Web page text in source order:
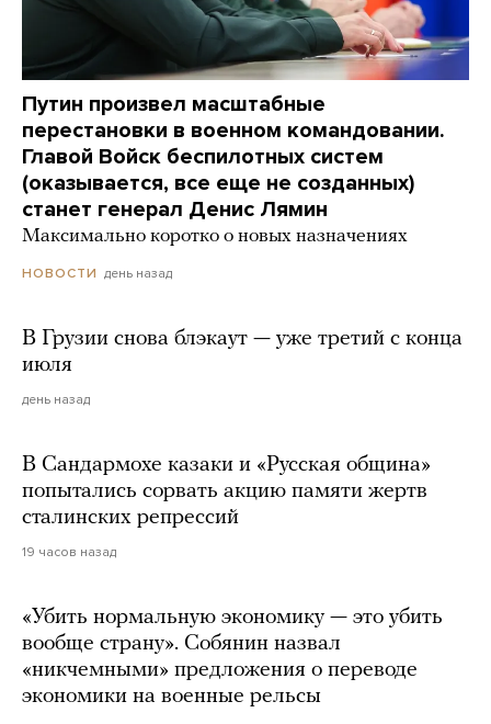
Путин произвел масштабные
перестановки в военном командовании.
Главой Войск беспилотных систем
(оказывается, все еще не созданных)
станет генерал Денис Лямин
Максимально коротко о новых назначениях
НОВОСТИ день назад
В Грузии снова блэкаут — уже третий с конца
июля
день назад
В Сандармохе казаки и «Русская община»
попытались сорвать акцию памяти жертв
сталинских репрессий
19 часов назад
«Убить нормальную экономику — это убить
вообще страну». Собянин назвал
«никчемными» предложения о переводе
экономики на военные рельсы